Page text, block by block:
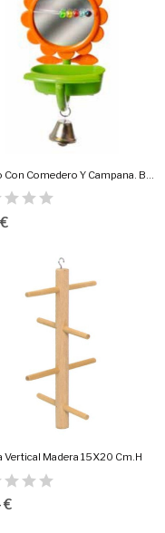
Espejo Con Comedero Y Campana. Benelux
Vertical Madera 15X20 Cm.H
€